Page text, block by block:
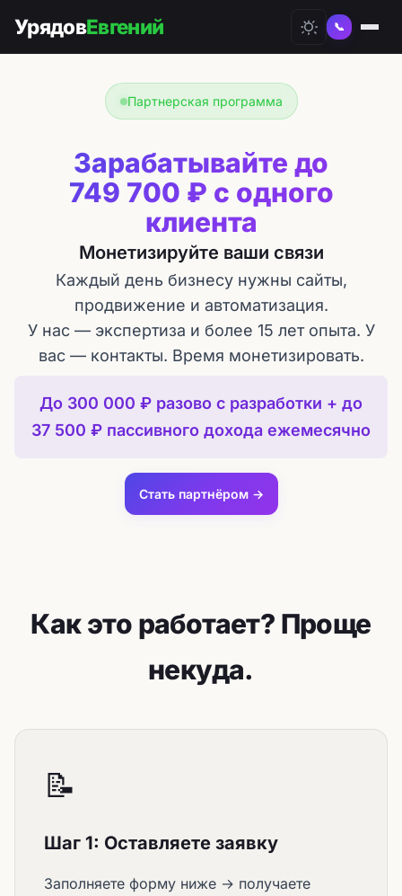
УрядовЕвгений 📞
Партнерская программа
Зарабатывайте до
749 700 ₽ с одного
клиента
Монетизируйте ваши связи
Каждый день бизнесу нужны сайты,
продвижение и автоматизация.
У нас — экспертиза и более 15 лет опыта. У
вас — контакты. Время монетизировать.
До 300 000 ₽ разово с разработки + до
37 500 ₽ пассивного дохода ежемесячно
Стать партнёром →
Как это работает? Проще
некуда.
📝
Шаг 1: Оставляете заявку
Заполняете форму ниже → получаете